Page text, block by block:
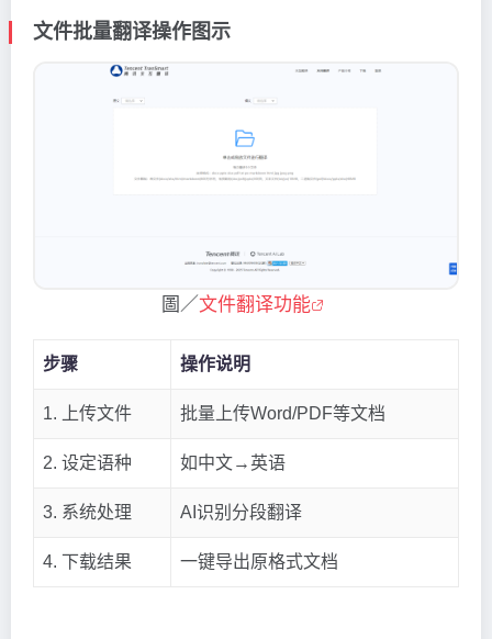
文件批量翻译操作图示
圖／文件翻译功能
步骤 操作说明
1. 上传文件 批量上传Word/PDF等文档
2. 设定语种 如中文→英语
3. 系统处理 AI识别分段翻译
4. 下载结果 一键导出原格式文档